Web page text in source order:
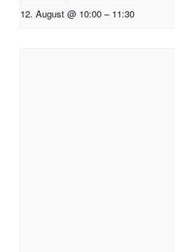
12. August @ 10:00 – 11:30